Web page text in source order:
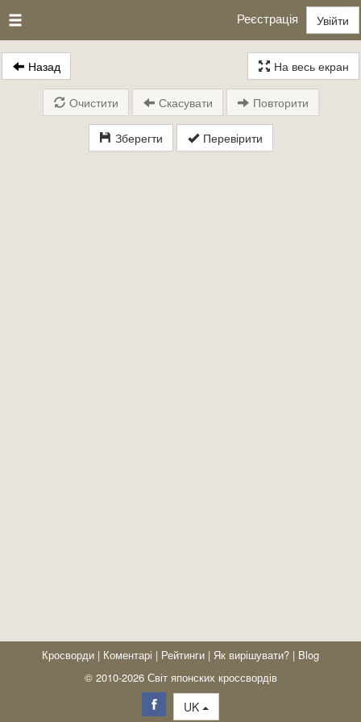
Реєстрація Увійти
Назад На весь екран
Зберегти Перевірити
Очистити Скасувати Повторити
Кросворди | Коментарі | Рейтинги | Як вирішувати? | Blog
© 2010-2026 Світ японских кроссвордів
UK